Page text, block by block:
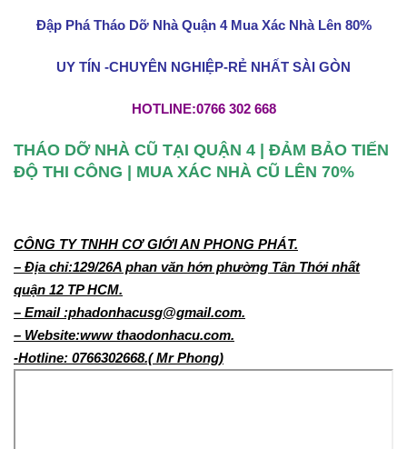
Đập Phá Tháo Dỡ Nhà Quận 4 Mua Xác Nhà Lên 80%
UY TÍN -CHUYÊN NGHIỆP-RẺ NHẤT SÀI GÒN
HOTLINE:0766 302 668
THÁO DỠ NHÀ CŨ TẠI QUẬN 4 | ĐẢM BẢO TIẾN
ĐỘ THI CÔNG | MUA XÁC NHÀ CŨ LÊN 70%
CÔNG TY TNHH CƠ GIỚI AN PHONG PHÁT.
– Địa chỉ:129/26A phan văn hớn phường Tân Thới nhất
quận 12 TP HCM.
– Email :phadonhacusg@gmail.com.
– Website:www thaodonhacu.com.
-Hotline: 0766302668.( Mr Phong)